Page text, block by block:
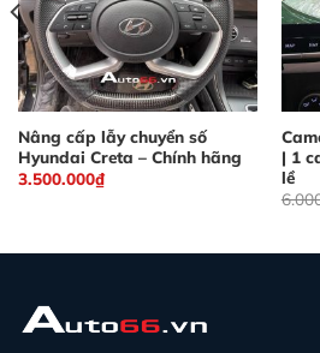
Nâng cấp lẫy chuyển số
Hyundai Creta – Chính hãng
3.500.000₫
| 1
lề